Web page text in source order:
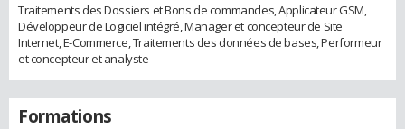
Traitements des Dossiers et Bons de commandes, Applicateur GSM,
Développeur de Logiciel intégré, Manager et concepteur de Site
Internet, E-Commerce, Traitements des données de bases, Performeur
et concepteur et analyste
Formations